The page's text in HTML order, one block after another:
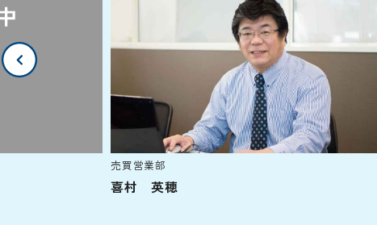
売買営業部
喜村 英穂